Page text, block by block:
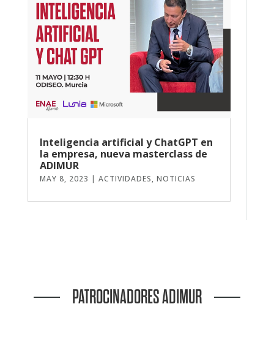
Inteligencia artificial y ChatGPT en
la empresa, nueva masterclass de
ADIMUR
MAY 8, 2023 | ACTIVIDADES, NOTICIAS
PATROCINADORES ADIMUR